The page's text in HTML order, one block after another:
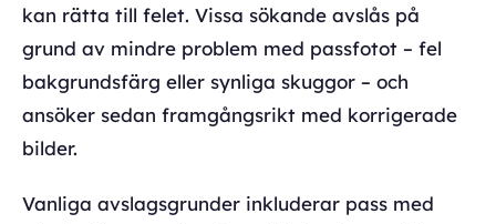
kan rätta till felet. Vissa sökande avslås på
grund av mindre problem med passfotot – fel
bakgrundsfärg eller synliga skuggor – och
ansöker sedan framgångsrikt med korrigerade
bilder.
Vanliga avslagsgrunder inkluderar pass med